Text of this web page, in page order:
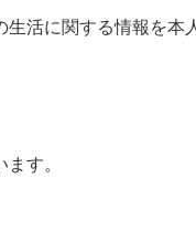
活に関する情報を本
す。